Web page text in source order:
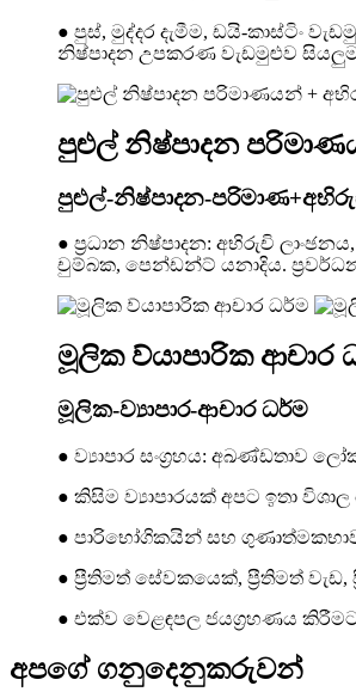
● පුස්, මුද්දර දැමීම, ඩයි-කාස්ටිං
නිෂ්පාදන උපකරණ වැඩමුළුව
පුළුල් නිෂ්පාදන
පුළුල්-නිෂ්පාදන-
● ප්‍රධාන නිෂ්පාදන: අභිරුචි
චුම්බක, පෙන්ඩන්ට් යනාදිය.
මූලික ව්යාපාරික ආචාර
මූලික-ව්‍යාපාර-ආචාර ධර්ම
● ව්‍යාපාර සංග්‍රහය: අඛණ්ඩතාව
● කිසිම ව්‍යාපාරයක් අපට ඉතා
● පාරිභෝගිකයින් සහ
● ප්‍රීතිමත් සේවකයෙක්, ප්‍රීතිමත්
● එක්ව වෙළඳපල ජයග්‍රහණය
අපගේ ගනුදෙනුකරුවන්